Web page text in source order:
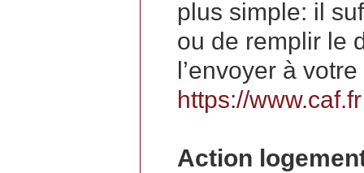
plus simple: il
ou de remplir le
l’envoyer à votre
https://www.caf.fr
Action